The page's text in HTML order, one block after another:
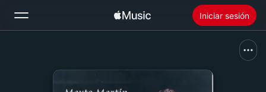
Iniciar sesión